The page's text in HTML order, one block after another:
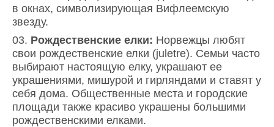
в окнах, символизирующая Вифлеемскую
звезду.
Рождественские елки: Норвежцы любят
свои рождественские елки (juletre). Семьи часто
выбирают настоящую елку, украшают ее
украшениями, мишурой и гирляндами и ставят у
себя дома. Общественные места и городские
площади также красиво украшены большими
рождественскими елками.